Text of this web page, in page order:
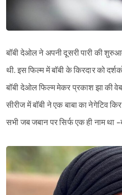
बॉबी देओल ने अपनी दूसरी पारी की
थी. इस फिल्म में बॉबी के किरदार को
बॉबी देओल फिल्म मेकर प्रकाश झा की
सीरीज में बॉबी ने एक बाबा का नेगेटिव
सभी जब जबान पर सिर्फ एक ही नाम था